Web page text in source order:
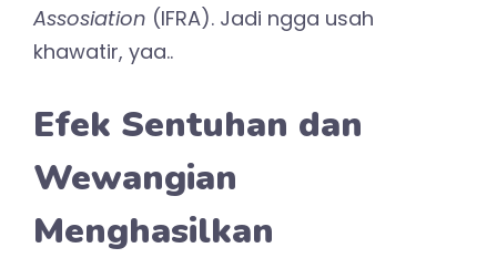
Assosiation (IFRA). Jadi ngga usah
khawatir, yaa..
Efek Sentuhan dan
Wewangian
Menghasilkan